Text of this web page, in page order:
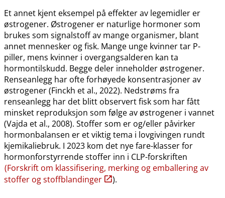
Et annet kjent eksempel på effekter av legemidler er
østrogener. Østrogener er naturlige hormoner som
brukes som signalstoff av mange organismer, blant
annet mennesker og fisk. Mange unge kvinner tar P-
piller, mens kvinner i overgangsalderen kan ta
hormontilskudd. Begge deler inneholder østrogener.
Renseanlegg har ofte forhøyede konsentrasjoner av
østrogener (Finckh et al., 2022). Nedstrøms fra
renseanlegg har det blitt observert fisk som har fått
minsket reproduksjon som følge av østrogener i vannet
(Vajda et al., 2008). Stoffer som er og​/​eller påvirker
hormonbalansen er et viktig tema i lovgivingen rundt
kjemikaliebruk. I 2023 kom det nye fare-klasser for
hormonforstyrrende stoffer inn i CLP-forskriften
(Forskrift om klassifisering, merking og emballering av
stoffer og stoffblandinger
).